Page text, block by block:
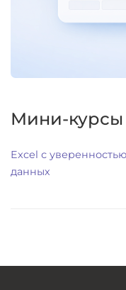
Мини-курсы
Excel с
данных